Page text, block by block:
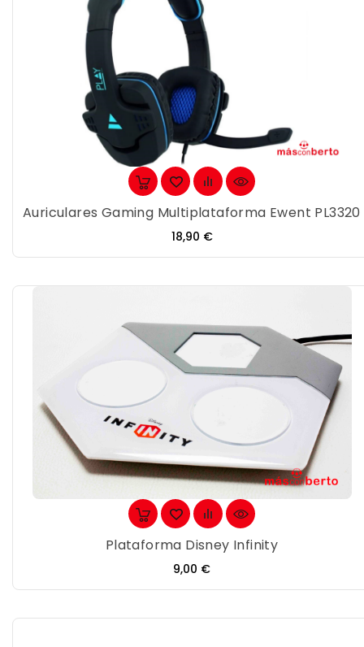
Auriculares Gaming Multiplataforma Ewent PL3320
Precio
18,90 €
Plataforma Disney Infinity
Precio
9,00 €